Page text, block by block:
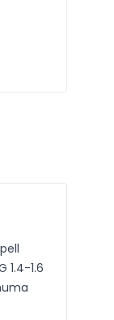
1.4-1.6